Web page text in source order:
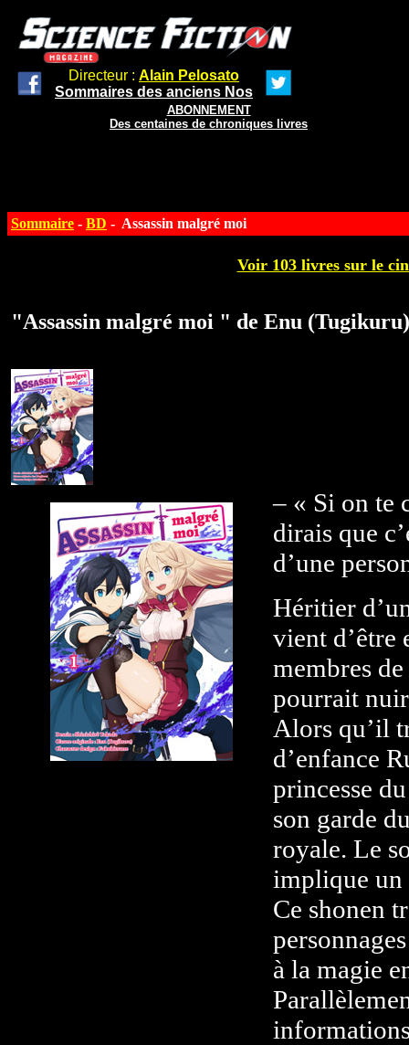
Directeur : Alain Pelosato
Sommaires des anciens Nos
ABONNEMENT
Des centaines de chroniques livres
Sommaire - BD - Assassin malgré moi
Voir 103 livres sur le
"Assassin malgré moi " de Enu
– « Si on te
dirais que
d’une
Héritier
vient d’être
membres
pourrait
Alors qu’il
d’enfance
princesse
son garde
royale. Le
implique un
Ce shonen
à la magie